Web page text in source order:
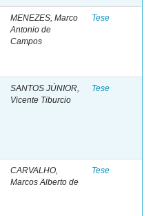
MENEZES, Marco
Antonio de
Campos
Tese
SANTOS JÚNIOR,
Vicente Tiburcio
Tese
CARVALHO,
Marcos Alberto de
Tese